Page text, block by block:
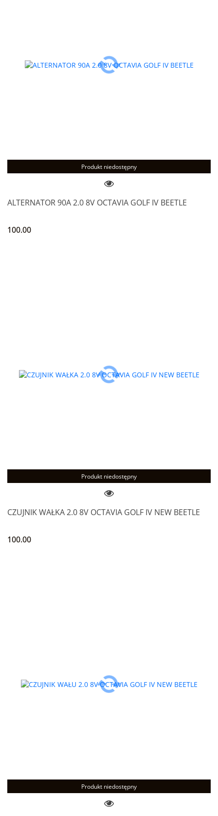
Produkt niedostępny
ALTERNATOR 90A 2.0 8V OCTAVIA GOLF IV BEETLE
100.00
Produkt niedostępny
CZUJNIK WAŁKA 2.0 8V OCTAVIA GOLF IV NEW BEETLE
100.00
Produkt niedostępny